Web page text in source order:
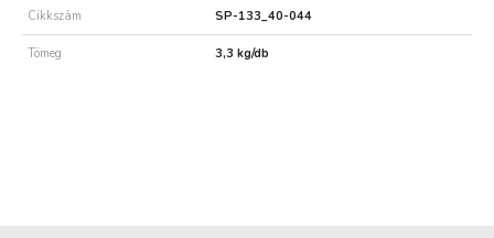
Cikkszám SP-133_40-044
Tömeg 3,3 kg/db